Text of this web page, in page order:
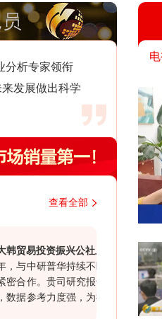
分析专家领衔
发展做出科学
查看全部
易投资振兴公社上海代表处
中研普华持续不断地进行着行业研
作。贵司研究报告结构紧凑，内容
参考力度强，为我司企业发展和战
了实际性的帮助。相信有很多企业